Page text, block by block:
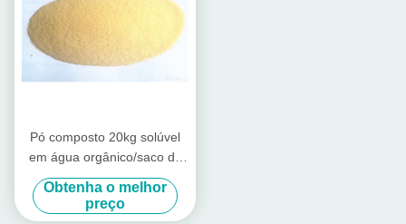
Pó composto 20kg solúvel
em água orgânico/saco do
ácido aminado da agricultura
Obtenha o melhor
preço